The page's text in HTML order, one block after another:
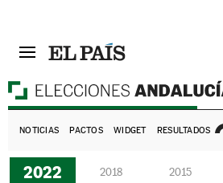
NOTICIAS PACTOS WIDGET RESULTADOS
2022 2018 2015